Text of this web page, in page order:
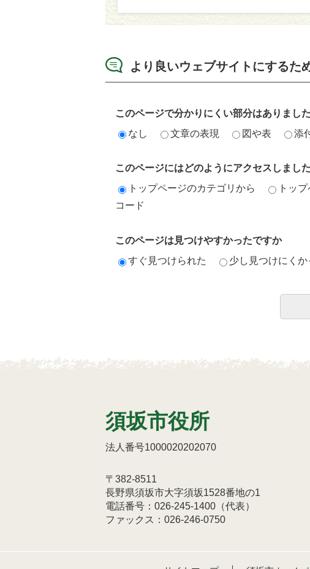
より良いウェブサイトにするた
このページで分かりにくい部分はありまし
なし
文章の表現 図や表 添
このページにはどのようにアクセスしまし
トップページのカテゴリから
トッ
コード
このページは見つけやすかったですか
すぐ見つけられた
少し見つけにくか
須坂市役所
法人番号1000020202070
〒382-8511
長野県須坂市大字須坂1528番地の1
電話番号：026-245-1400（代表）
ファックス：026-246-0750